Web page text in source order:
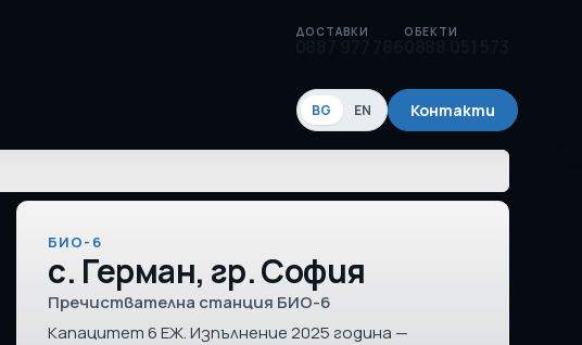
ДОСТАВКИ ОБЕКТИ
BG EN Контакти
БИО-6
с. Герман, гр. София
Пречиствателна станция БИО-6
Капацитет 6 ЕЖ. Изпълнение 2025 година —